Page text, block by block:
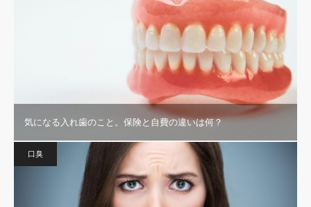
気になる入れ歯のこと。保険と自費の違いは何？
口臭